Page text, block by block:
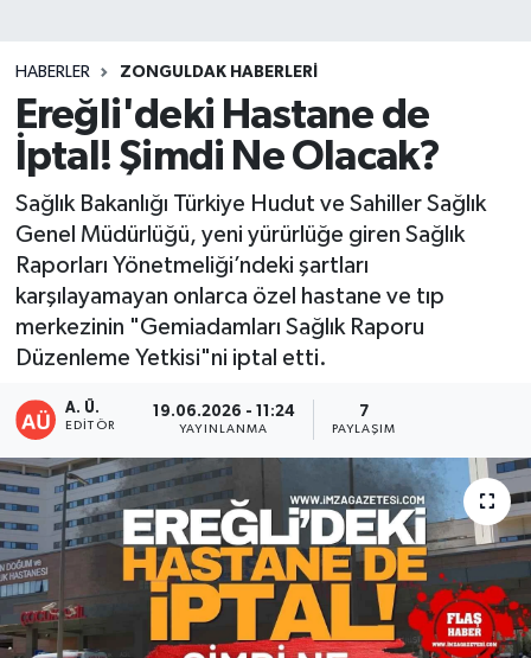
HABERLER ZONGULDAK HABERLERI
Ereğli'deki Hastane de
İptal! Şimdi Ne Olacak?
Sağlık Bakanlığı Türkiye Hudut ve Sahiller Sağlık
Genel Müdürlüğü, yeni yürürlüğe giren Sağlık
Raporları Yönetmeliği’ndeki şartları
karşılayamayan onlarca özel hastane ve tıp
merkezinin "Gemiadamları Sağlık Raporu
Düzenleme Yetkisi"ni iptal etti.
A. Ü.
EDITÖR
19.06.2026 - 11:24
YAYINLANMA
7
PAYLAŞIM
DÜZCE
EREĞLİ
GÖKÇEBEY
KARABÜK
KASTAMONU